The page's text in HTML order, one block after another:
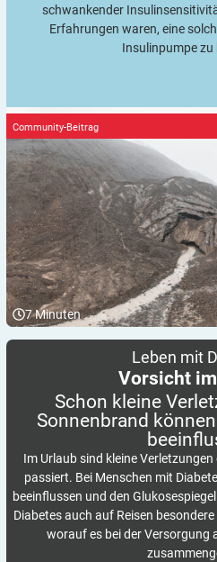
schwankender
Erfahrungen waren, eine
Insulinpumpe
7Minuten
Community-Beitrag
Schon kleine Verletzungen oder
Stoffwechsel
Leben mit
Vorsicht
Schon kleine
Sonnenbrand
Im Urlaub sind kleine Verletzungen
passiert. Bei Menschen mit
beeinflussen und den
Diabetes auch auf Reisen
worauf es bei der Versorgung